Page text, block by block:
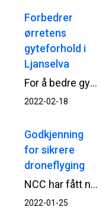
Forbedrer
ørretens
gyteforhold i
Ljanselva
For å bedre gyteforholdene for ørreten i Ljanselva i Oslo, har NCC Område Oslo nylig utført habitatforbedring.
2022-02-18
Godkjenning
for sikrere
droneflyging
NCC har fått ny godkjenning for fortsatt droneflyging i sine anleggsprosjekt, etter at nye, strengere europeiske regler for å fly drone begynte å gjelde fra nyttår.
2022-01-25